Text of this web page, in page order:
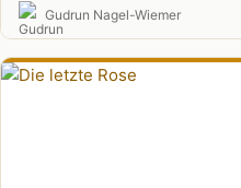
Gudrun Nagel-Wiemer